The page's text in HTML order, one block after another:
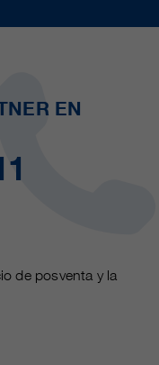
EN
de posventa y la